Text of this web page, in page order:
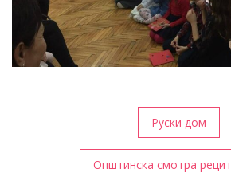
чланка
Руски дом
Општинска смотра